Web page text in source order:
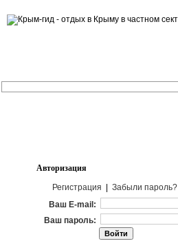
Авторизация
Регистрация
Забыли пароль?
Ваш E-mail:
Ваш пароль: